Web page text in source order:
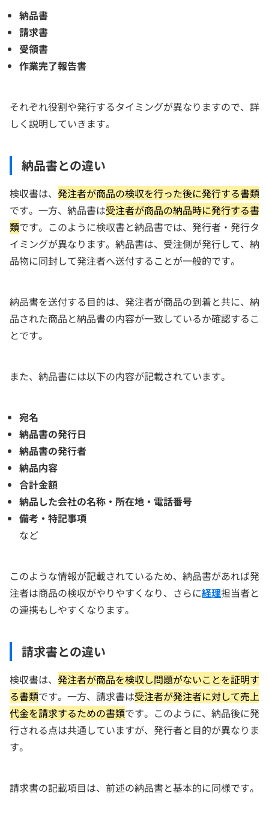
納品書
請求書
受領書
作業完了報告書
それぞれ役割や発行するタイミングが異なりますので、詳
しく説明していきます。
納品書との違い
検収書は、 発注者が商品の検収を行った後に発行する書類
です。一方、納品書は受注者が商品の納品時に発行する書
類です。このように検収書と納品書では、発行者・発行タ
イミングが異なります。納品書は、受注側が発行して、納
品物に同封して発注者へ送付することが一般的です。
納品書を送付する目的は、発注者が商品の到着と共に、納
品された商品と納品書の内容が一致しているか確認するこ
とです。
また、納品書には以下の内容が記載されています。
宛名
納品書の発行日
納品書の発行者
納品内容
合計金額
納品した会社の名称・所在地・電話番号
備考・特記事項
など
このような情報が記載されているため、納品書があれば発
注者は商品の検収がやりやすくなり、さらに経理担当者と
の連携もしやすくなります。
請求書との違い
検収書は、 発注者が商品を検収し問題がないことを証明す
る書類です。一方、請求書は受注者が発注者に対して売上
代金を請求するための書類です。このように、納品後に発
行される点は共通していますが、発行者と目的が異なりま
す。
請求書の記載項目は、前述の納品書と基本的に同様です。